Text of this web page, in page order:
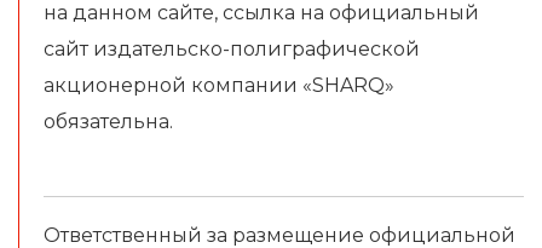
на данном сайте, ссылка на официальный
сайт издательско-полиграфической
акционерной компании «SHARQ»
обязательна.
Ответственный за размещение официальной